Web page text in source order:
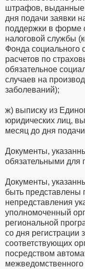
штрафов, выданные
дня подачи заявки
поддержки в форме
налоговой службы
Фонда социального
расчетов по
обязательное
случаев на
заболеваний);
ж) выписку из
юридических лиц,
месяц до дня
Документы,
обязательными для
Документы,
быть представлены
непредставления
уполномоченный
региональной
со дня регистрации
соответствующих
посредством
межведомственного